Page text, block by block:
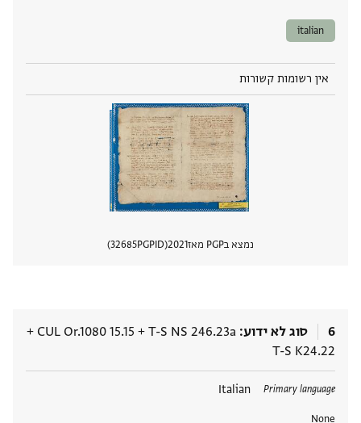
italian
אין רשומות קשורות
נמצא בPGP מאז 2021
PGPID
32685
6 סוג לא ידוע T-S NS 246.23a
+
CUL Or.1080 15.15
+
T-S K24.22
Primary language
Italian
None
תגים